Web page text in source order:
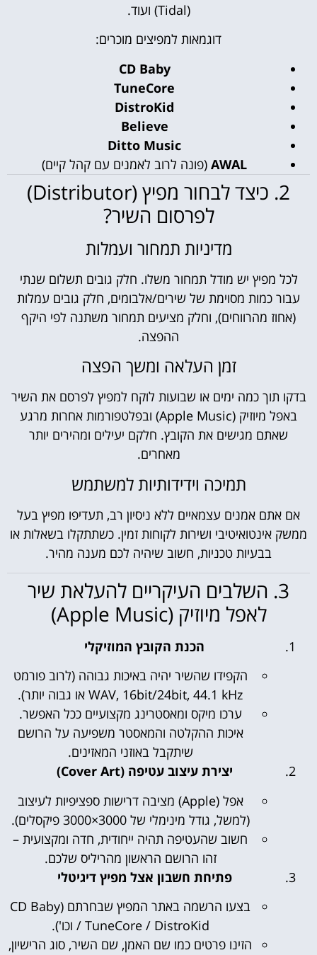
(Tidal) ועוד.
דוגמאות למפיצים מוכרים:
CD Baby
TuneCore
DistroKid
Believe
Ditto Music
AWAL (פונה לרוב לאמנים עם קהל קיים)
2. כיצד לבחור מפיץ (Distributor)
לפרסום השיר?
מדיניות תמחור ועמלות
לכל מפיץ יש מודל תמחור משלו. חלק גובים תשלום שנתי
עבור כמות מסוימת של שירים/אלבומים, חלק גובים עמלות
(אחוז מהרווחים), וחלק מציעים תמחור משתנה לפי היקף
ההפצה.
זמן העלאה ומשך הפצה
בדקו תוך כמה ימים או שבועות לוקח למפיץ לפרסם את השיר
באפל מיוזיק (Apple Music) ובפלטפורמות אחרות מרגע
שאתם מגישים את הקובץ. חלקם יעילים ומהירים יותר
מאחרים.
תמיכה וידידותיות למשתמש
אם אתם אמנים עצמאיים ללא ניסיון רב, תעדיפו מפיץ בעל
ממשק אינטואיטיבי ושירות לקוחות זמין. כשתתקלו בשאלות או
בבעיות טכניות, חשוב שיהיה לכם מענה מהיר.
3. השלבים העיקריים להעלאת שיר
לאפל מיוזיק (Apple Music)
הכנת הקובץ המוזיקלי
הקפידו שהשיר יהיה באיכות גבוהה (לרוב פורמט
WAV, 16bit/24bit, 44.1 kHz או גבוה יותר).
ערכו מיקס ומאסטרינג מקצועיים ככל האפשר.
איכות ההקלטה והמאסטר משפיעה על הרושם
שיתקבל באוזני המאזינים.
יצירת עיצוב עטיפה (Cover Art)
אפל (Apple) מציבה דרישות ספציפיות לעיצוב
(למשל, גודל מינימלי של 3000×3000 פיקסלים).
חשוב שהעטיפה תהיה ייחודית, חדה ומקצועית –
זהו הרושם הראשון מהריליס שלכם.
פתיחת חשבון אצל מפיץ דיגיטלי
בצעו הרשמה באתר המפיץ שבחרתם (CD Baby
/ TuneCore / DistroKid וכו').
הזינו פרטים כמו שם האמן, שם השיר, סוג הרישיון,